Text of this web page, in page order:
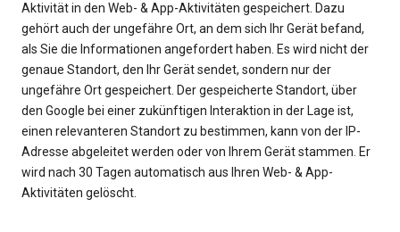
Aktivität in den Web- & App-Aktivitäten gespeichert. Dazu
gehört auch der ungefähre Ort, an dem sich Ihr Gerät befand,
als Sie die Informationen angefordert haben. Es wird nicht der
genaue Standort, den Ihr Gerät sendet, sondern nur der
ungefähre Ort gespeichert. Der gespeicherte Standort, über
den Google bei einer zukünftigen Interaktion in der Lage ist,
einen relevanteren Standort zu bestimmen, kann von der IP-
Adresse abgeleitet werden oder von Ihrem Gerät stammen. Er
wird nach 30 Tagen automatisch aus Ihren Web- & App-
Aktivitäten gelöscht.